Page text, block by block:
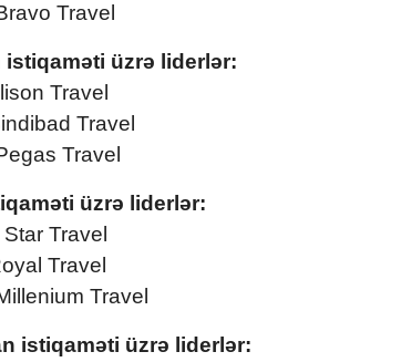
Travel
üzrə liderlər:
Travel
Travel
Travel
üzrə liderlər:
Travel
Travel
Travel
istiqaməti üzrə liderlər: